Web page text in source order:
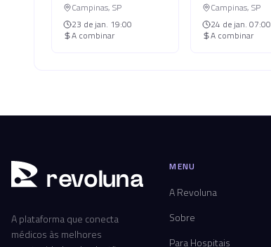
Campinas, SP
23 de jan. 19:00
A combinar
Campinas, SP
24 de jan. 07:00
A combinar
revoluna
A plataforma que conecta
médicos às melhores
MENU
A Revoluna
Sobre
Para Hospitais